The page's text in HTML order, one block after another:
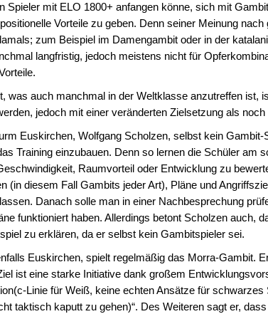
Spieler mit ELO 1800+ anfangen könne, sich mit
Vorteile zu geben. Denn seiner Meinung
zum Beispiel im Damengambit oder in der
langfristig, jedoch meistens nicht für
was auch manchmal in der Weltklasse anzutreffen ist,
jedoch mit einer veränderten Zielsetzung als
Euskirchen, Wolfgang Scholzen, selbst kein
Training einzubauen. Denn so lernen die Schüler am
Raumvorteil oder Entwicklung zu
(in diesem Fall Gambits jeder Art), Pläne und
Danach solle man in einer Nachbesprechung
funktioniert haben. Allerdings betont Scholzen auch,
zu erklären, da er selbst kein Gambitspieler sei.
Euskirchen, spielt regelmäßig das Morra-Gambit.
ist eine starke Initiative dank großem
Linie für Weiß, keine echten Ansätze für schwarzes
taktisch kaputt zu gehen)“. Des Weiteren sagt er,